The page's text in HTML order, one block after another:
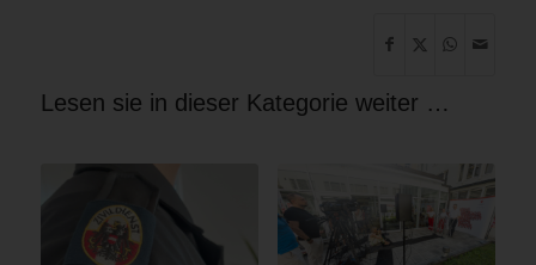
Lesen sie in dieser Kategorie weiter …